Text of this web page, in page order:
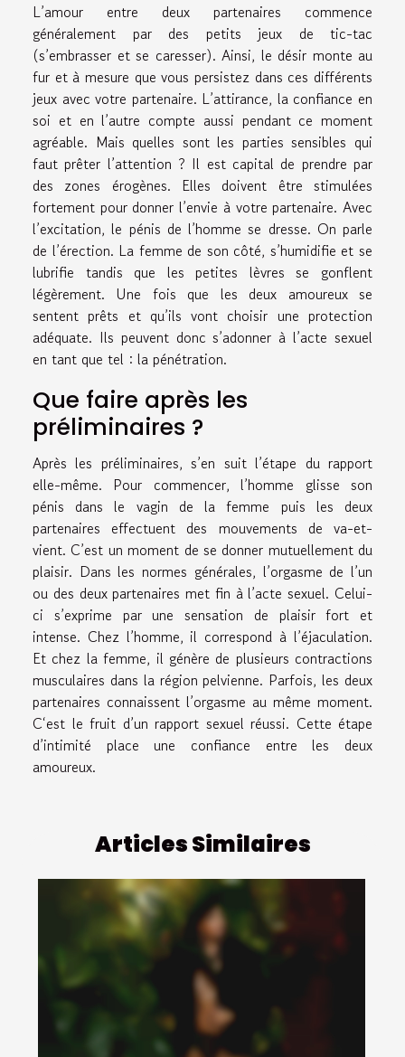
L’amour entre deux partenaires commence
généralement par des petits jeux de tic-tac
(s’embrasser et se caresser). Ainsi, le désir monte au
fur et à mesure que vous persistez dans ces différents
jeux avec votre partenaire. L’attirance, la confiance en
soi et en l’autre compte aussi pendant ce moment
agréable. Mais quelles sont les parties sensibles qui
faut prêter l’attention ? Il est capital de prendre par
des zones érogènes. Elles doivent être stimulées
fortement pour donner l’envie à votre partenaire. Avec
l’excitation, le pénis de l’homme se dresse. On parle
de l’érection. La femme de son côté, s’humidifie et se
lubrifie tandis que les petites lèvres se gonflent
légèrement. Une fois que les deux amoureux se
sentent prêts et qu’ils vont choisir une protection
adéquate. Ils peuvent donc s’adonner à l’acte sexuel
en tant que tel : la pénétration.
Que faire après les
préliminaires ?
Après les préliminaires, s’en suit l’étape du rapport
elle-même. Pour commencer, l’homme glisse son
pénis dans le vagin de la femme puis les deux
partenaires effectuent des mouvements de va-et-
vient. C’est un moment de se donner mutuellement du
plaisir. Dans les normes générales, l’orgasme de l’un
ou des deux partenaires met fin à l’acte sexuel. Celui-
ci s’exprime par une sensation de plaisir fort et
intense. Chez l’homme, il correspond à l’éjaculation.
Et chez la femme, il génère de plusieurs contractions
musculaires dans la région pelvienne. Parfois, les deux
partenaires connaissent l’orgasme au même moment.
C‘est le fruit d’un rapport sexuel réussi. Cette étape
d’intimité place une confiance entre les deux
amoureux.
Articles Similaires